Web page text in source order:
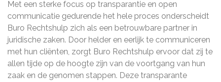
Met een sterke focus op transparantie en open
communicatie gedurende het hele proces onderscheidt
Buro Rechtshulp zich als een betrouwbare partner in
juridische zaken. Door helder en eerlijk te communiceren
met hun cliënten, zorgt Buro Rechtshulp ervoor dat zij te
allen tijde op de hoogte zijn van de voortgang van hun
zaak en de genomen stappen. Deze transparante